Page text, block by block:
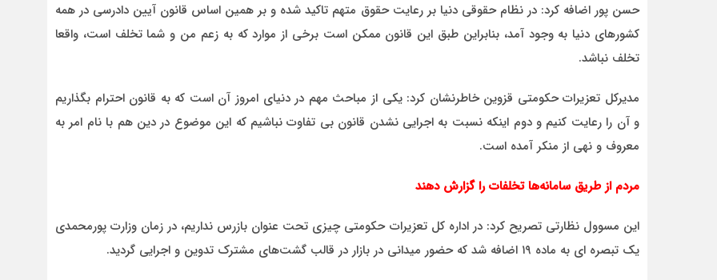
حسن پور اضافه کرد: در نظام حقوقی دنیا بر رعایت حقوق متهم تاکید شده و بر همین اساس قانون آیین دادرسی در همه
کشورهای دنیا به وجود آمد، بنابراین طبق این قانون ممکن است برخی از موارد که به زعم من و شما تخلف است، واقعا
تخلف نباشد.
مدیرکل تعزیرات حکومتی قزوین خاطرنشان کرد: یکی از مباحث مهم در دنیای امروز آن است که به قانون احترام بگذاریم
و آن را رعایت کنیم و دوم اینکه نسبت به اجرایی نشدن قانون بی تفاوت نباشیم که این موضوع در دین هم با نام امر به
معروف و نهی از منکر آمده است.
مردم از طریق سامانه‌ها تخلفات را گزارش دهند
این مسوول نظارتی تصریح کرد: در اداره کل تعزیرات حکومتی چیزی تحت عنوان بازرس نداریم، در زمان وزارت پورمحمدی
یک تبصره ای به ماده ۱۹ اضافه شد که حضور میدانی در بازار در قالب گشت‌های مشترک تدوین و اجرایی گردید.